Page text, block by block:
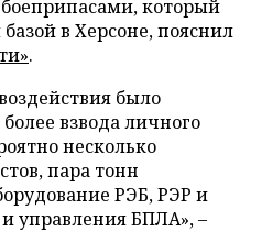
который
в Херсоне, пояснил
.
было
взвода личного
несколько
пара тонн
РЭБ, РЭР и
и управления БПЛА», –